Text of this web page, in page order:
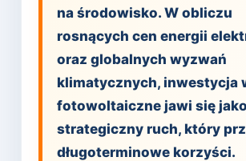
na środowisko. W obliczu
rosnących cen energii
oraz globalnych wyzwań
klimatycznych, inwestycja
fotowoltaiczne jawi się jako
strategiczny ruch, który
długoterminowe korzyści.